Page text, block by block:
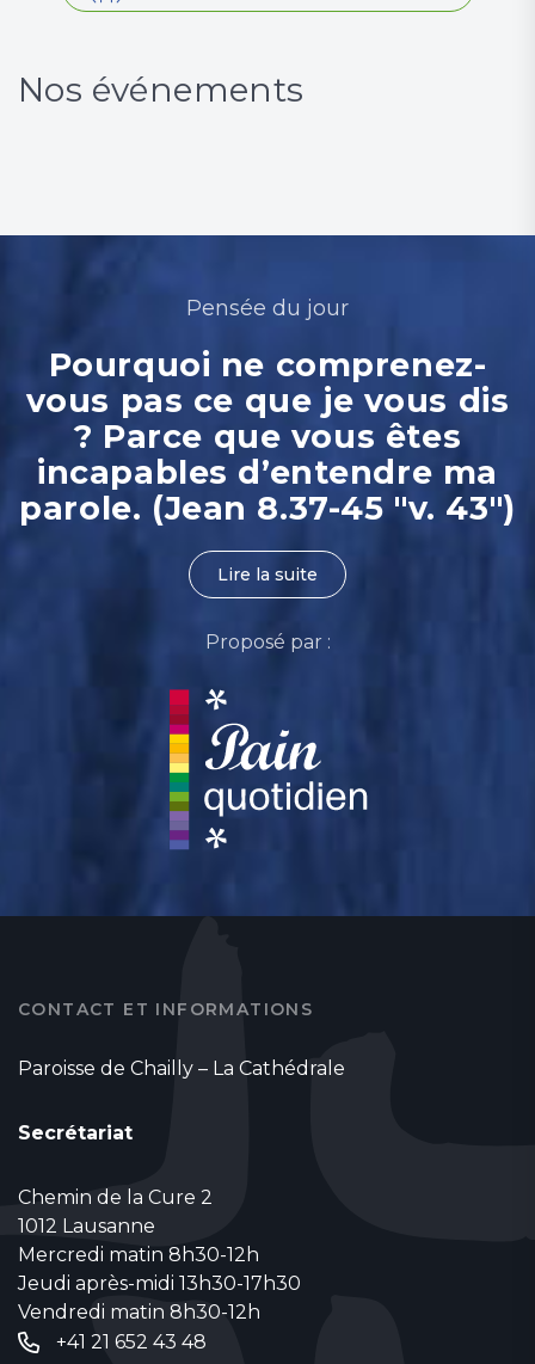
Nos événements
Pensée du jour
Pourquoi ne comprenez-
vous pas ce que je vous dis
? Parce que vous êtes
incapables d’entendre ma
parole. (Jean 8.37-45 "v. 43")
Lire la suite
Proposé par :
CONTACT ET INFORMATIONS
Paroisse de Chailly – La Cathédrale
Secrétariat
Chemin de la Cure 2
1012 Lausanne
Mercredi matin 8h30-12h
Jeudi après-midi 13h30-17h30
Vendredi matin 8h30-12h
+41 21 652 43 48